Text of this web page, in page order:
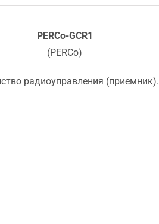
PERCo-GCR1
(PERCo)
радиоуправления (приемник).